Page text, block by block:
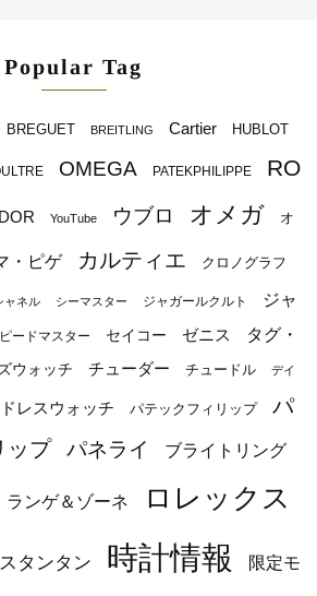
Popular Tag
BREGUET BREITLING Cartier HUBLOT
OMEGA PATEKPHILIPPE
RO
YouTube ウブロ オメガ オ
・ピゲ カルティエ クロノグラフ
ャネル シーマスター ジャガールクルト
ジャ
ードマスター セイコー ゼニス
タグ・
ウォッチ チューダー チュードル デイ
ドレスウォッチ パテックフィリップ
パ
ップ
パネライ ブライトリング
ランゲ＆ゾーネ ロレックス
タンタン 時計情報 限定モ